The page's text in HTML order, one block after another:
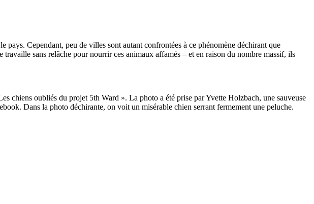
Cependant, peu de villes sont autant confrontées à ce phénomène déchirant que
sans relâche pour nourrir ces animaux affamés – et en raison du nombre massif, ils
chiens oubliés du projet 5th Ward ». La photo a été prise par Yvette Holzbach, une sauveuse
Dans la photo déchirante, on voit un misérable chien serrant fermement une peluche.